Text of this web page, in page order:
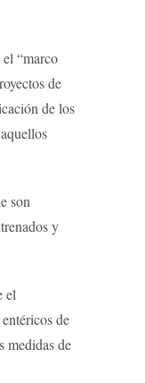
“marco
de
de los
son
y
el
de
medidas de